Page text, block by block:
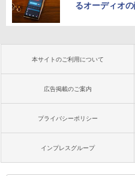
るオーディオ
本サイトのご利用について
広告掲載のご案内
プライバシーポリシー
インプレスグループ